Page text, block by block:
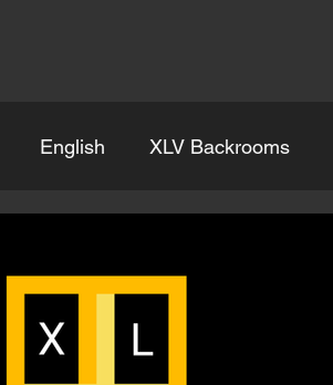
English XLV Backrooms